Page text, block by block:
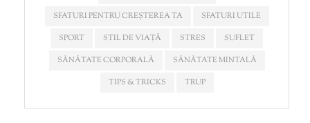
SFATURI PENTRU CREȘTEREA TA
SFATURI UTILE
SPORT
STIL DE VIAȚĂ STRES
SUFLET
SĂNĂTATE CORPORALĂ
SĂNĂTATE MINTALĂ
TIPS & TRICKS
TRUP